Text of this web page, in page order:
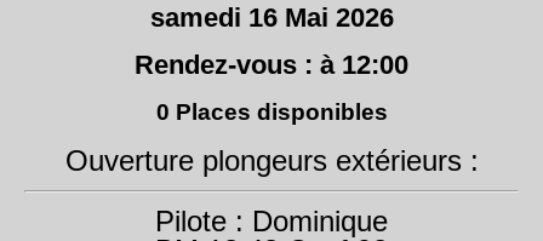
samedi 16 Mai 2026
Rendez-vous : à 12:00
0 Places disponibles
Ouverture plongeurs extérieurs :
Pilote : Dominique